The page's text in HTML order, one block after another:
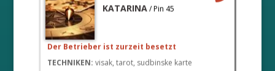
Der Betrieber ist zurzeit besetzt